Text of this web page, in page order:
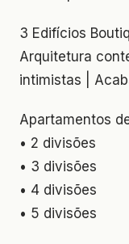
3 Edifícios
Arquitetura
intimistas |
Apartamentos
• 2 divisões
• 3 divisões
• 4 divisões
• 5 divisões